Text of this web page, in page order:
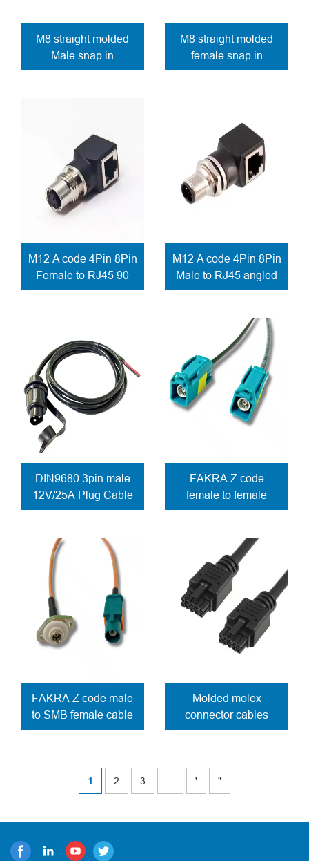
M8 straight molded
Male snap in
connector solder
M8 straight molded
female snap in
connector solder
M12 A code 4Pin 8Pin
Female to RJ45 90
degree network
M12 A code 4Pin 8Pin
Male to RJ45 angled
adapter screw lock
DIN9680 3pin male
12V/25A Plug Cable
for trailer
FAKRA Z code
female to female
cable
FAKRA Z code male
to SMB female cable
Molded molex
connector cables
1 2 3 ... ' "